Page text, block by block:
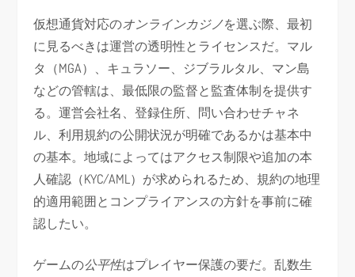
仮想通貨対応のオンラインカジノを選ぶ際、最初
に見るべきは運営の透明性とライセンスだ。マル
タ（MGA）、キュラソー、ジブラルタル、マン島
などの管轄は、最低限の監督と監査体制を提供す
る。運営会社名、登録住所、問い合わせチャネ
ル、利用規約の公開状況が明確であるかは基本中
の基本。地域によってはアクセス制限や追加の本
人確認（KYC/AML）が求められるため、規約の地理
的適用範囲とコンプライアンスの方針を事前に確
認したい。
ゲームの公平性はプレイヤー保護の要だ。乱数生